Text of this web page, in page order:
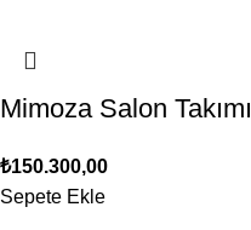
Mimoza Salon Takımı
₺150.300,00
Sepete Ekle